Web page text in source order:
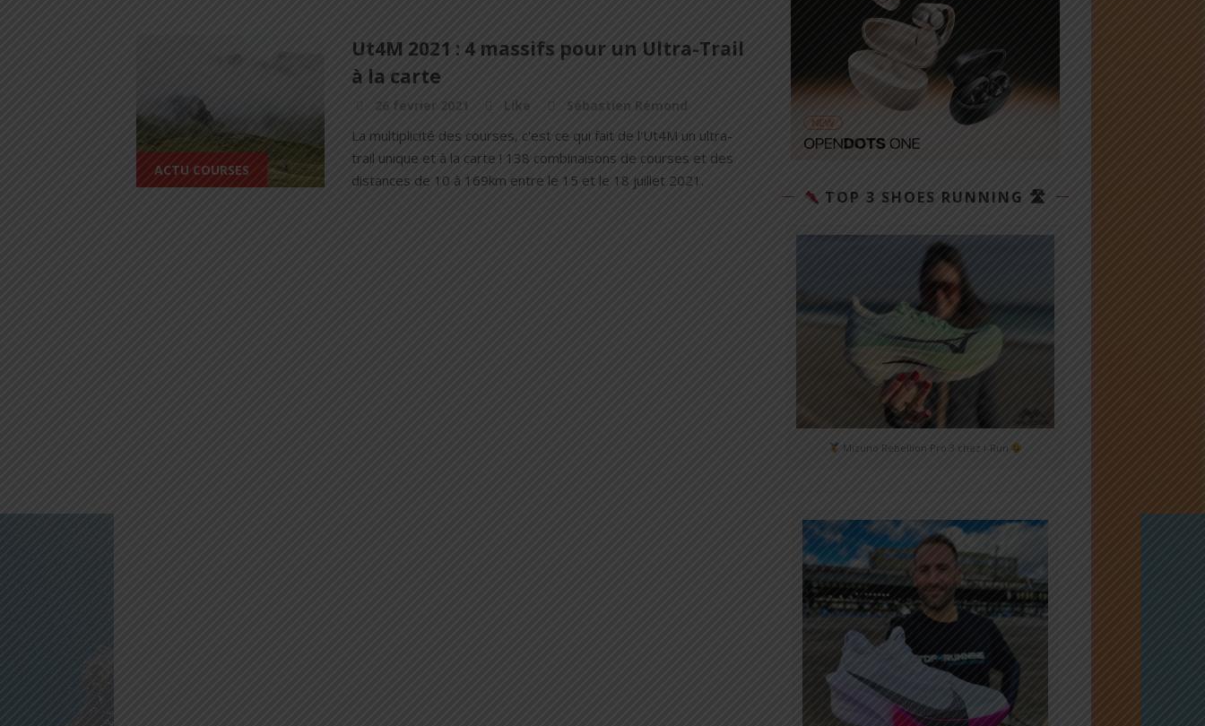
ACTU COURSES
Ut4M 2021 : 4 massifs pour un Ultra-Trail
à la carte
26 février 2021 Like Sébastien Rémond
La multiplicité des courses, c'est ce qui fait de l'Ut4M un ultra-
trail unique et à la carte ! 138 combinaisons de courses et des
distances de 10 à 169km entre le 15 et le 18 juillet 2021.
TOP 3 SHOES RUNNING 🛣
Mizuno Rebellion Pro 3 chez i-Run